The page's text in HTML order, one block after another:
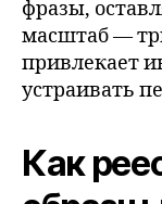
фразы,
масштаб —
привлекает
устраивать
Как